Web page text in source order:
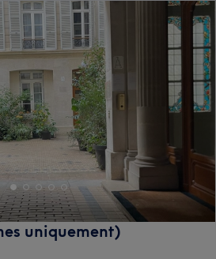
uniquement)